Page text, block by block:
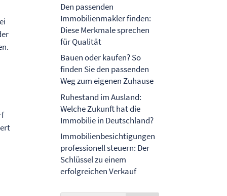
Den passenden
Immobilienmakler finden:
Diese Merkmale sprechen
für Qualität
Bauen oder kaufen? So
finden Sie den passenden
Weg zum eigenen Zuhause
Ruhestand im Ausland:
Welche Zukunft hat die
Immobilie in Deutschland?
Immobilienbesichtigungen
professionell steuern: Der
Schlüssel zu einem
erfolgreichen Verkauf